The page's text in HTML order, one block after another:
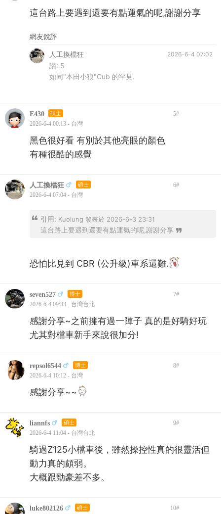
這台路上要遇到還要有點運氣的呢,謝謝分享
網友銳評
2026-6-4 07:02
人工換檔狂
讚: 5
如同"本田小狼"Cub 的罕見.
E430 碩士 5#
2026-6-4 00:13 - 台灣
黑色很好看 有別於其他亮眼的顏色
有種很酷的感覺
人工換檔狂 碩士 6#
2026-6-4 07:04 - 台灣
引用: Kuolung 發表於 2026-6-3 23:31
這台路上要遇到還要有點運氣的呢,謝謝分享
恐怕比見到 CBR (公升級)車系還難.
seven527 博士 7#
2026-6-4 09:33 - 台灣台北
感謝分享~之前擁有過一陣子 真的是好騎好玩
尤其對檔車新手來說很加分!
repsol6544 博士 8#
2026-6-4 10:12 - 台灣
感謝分享~~
liannfs 碩士 9#
2026-6-4 11:04 - 台灣台北
騎過Z125小檔車後，雖然操控性真的很靈活但
動力真的頗弱。
大概跟勁豪差不多。
luke802126 碩士 10#